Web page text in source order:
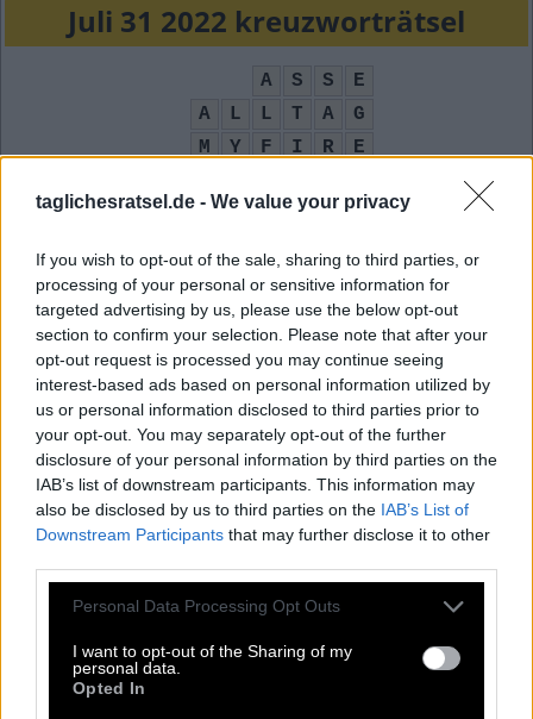
taglichesratsel.de - We value your privacy
If you wish to opt-out of the sale, sharing to third parties, or
processing of your personal or sensitive information for
targeted advertising by us, please use the below opt-out
section to confirm your selection. Please note that after your
opt-out request is processed you may continue seeing
interest-based ads based on personal information utilized by
us or personal information disclosed to third parties prior to
your opt-out. You may separately opt-out of the further
disclosure of your personal information by third parties on the
IAB’s list of downstream participants. This information may
also be disclosed by us to third parties on the IAB’s List of
Downstream Participants that may further disclose it to other
Personal Data Processing Opt Outs
I want to opt-out of the Sharing of my
personal data.
Opted In
Juli 31 2022 kreuzworträtsel
A S S
E
A
L L T A
G
M
Y F I R
E
I
I O M
E
R
A S A
Typisches Lokal für Cocktails:
B
A
R
Das tägliche Leben, Routine:
A
L L T A
G
Wenn Harken mit Anlage zum Computer werden:
R
E C H E
N
Die höchsten Spielkarten, z. B. beim Poker
S S
E